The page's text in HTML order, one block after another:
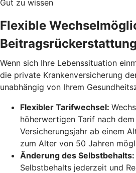
Gut zu wissen
Flexible
Beitragsrückerstattung
Wenn sich Ihre Lebenssituation
die private Krankenversicherung
unabhängig von Ihrem
Flexibler Tarifwechsel:
höherwertigen Tarif nach dem
Versicherungsjahr ab einem
zum Alter von 50 Jahren
Änderung des Selbstbehalts:
Selbstbehalts jederzeit und